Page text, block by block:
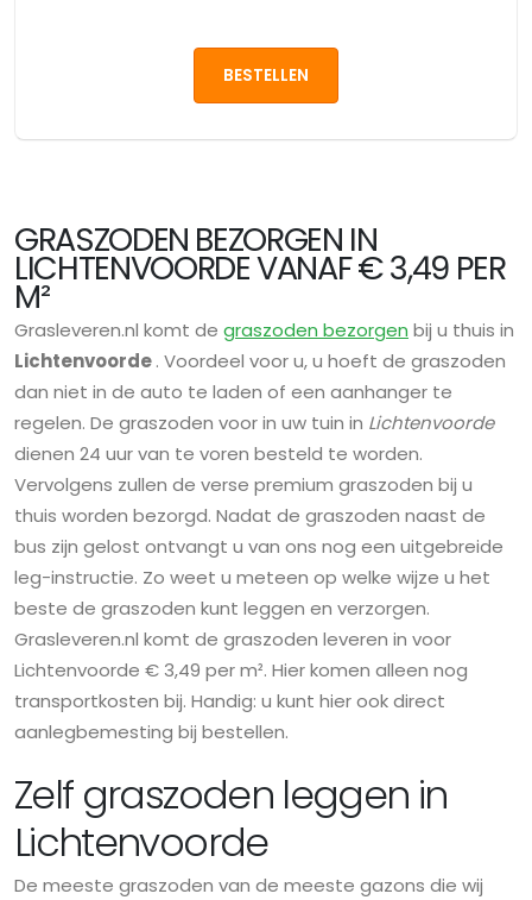
BESTELLEN
GRASZODEN BEZORGEN IN
LICHTENVOORDE VANAF € 3,49 PER
M²
Grasleveren.nl komt de graszoden bezorgen bij u thuis in
Lichtenvoorde. Voordeel voor u, u hoeft de graszoden
dan niet in de auto te laden of een aanhanger te
regelen. De graszoden voor in uw tuin in Lichtenvoorde
dienen 24 uur van te voren besteld te worden.
Vervolgens zullen de verse premium graszoden bij u
thuis worden bezorgd. Nadat de graszoden naast de
bus zijn gelost ontvangt u van ons nog een uitgebreide
leg-instructie. Zo weet u meteen op welke wijze u het
beste de graszoden kunt leggen en verzorgen.
Grasleveren.nl komt de graszoden leveren in voor
Lichtenvoorde € 3,49 per m². Hier komen alleen nog
transportkosten bij. Handig: u kunt hier ook direct
aanlegbemesting bij bestellen.
Zelf graszoden leggen in
Lichtenvoorde
De meeste graszoden van de meeste gazons die wij